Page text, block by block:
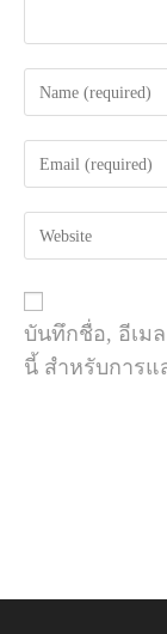
username
to
comment
address
to
(optional)
บันทึกชื่อ, อีเม
นี้ สำหรับการแ